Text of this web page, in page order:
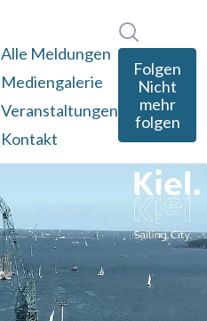
Alle Meldungen
Mediengalerie
Veranstaltungen
Kontakt
Folgen
Nicht
mehr
folgen